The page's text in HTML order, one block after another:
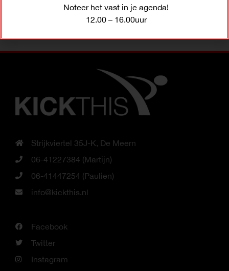
Strijkviertel 35J-K, De Meern
06-41227384 (Martijn)
06-41447254 (Paulien)
info@kickthis.nl
Facebook
Twitter
Instagram
Noteer het vast in je agenda!
12.00 – 16.00uur